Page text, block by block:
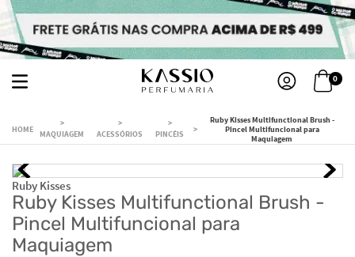
0
MAQUIAGEM ACESSÓRIOS PINCÉIS
Ruby Kisses Multifunctional Brush -
Pincel Multifuncional para
Maquiagem
Ruby Kisses
Ruby Kisses Multifunctional Brush -
Pincel Multifuncional para
Maquiagem